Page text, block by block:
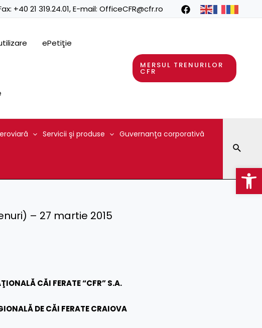
+40 21 319.24.01, E-mail: OfficeCFR@cfr.ro
ePetiţie
MERSUL TRENURILOR
CFR
Servicii şi produse Guvernanţa corporativă
– 27 martie 2015
CĂI FERATE “CFR” S.A.
DE CĂI FERATE CRAIOVA